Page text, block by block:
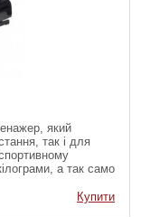
який
так і для
а так само
терміни
Купити